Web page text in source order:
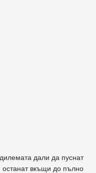
дали да пуснат
вкъщи до пълно